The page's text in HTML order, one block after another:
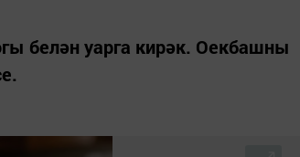
белән уарга кирәк. Оекбашны